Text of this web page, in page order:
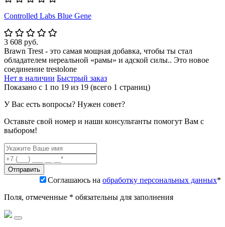
Controlled Labs Blue Gene
3 608 руб.
Brawn Trest - это самая мощная добавка, чтобы ты стал
обладателем нереальной «рамы» и адской силы.. Это новое
соединение trestolone
Нет в наличии Быстрый заказ
Показано с 1 по 19 из 19 (всего 1 страниц)
У Вас есть вопросы? Нужен совет?
Оставьте свой номер и наши консультанты помогут Вам с
выбором!
Соглашаюсь на обработку персональных данных*
Поля, отмеченные * обязательны для заполнения